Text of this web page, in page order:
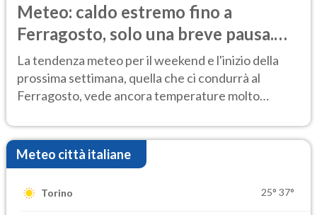
Meteo: caldo estremo fino a
Ferragosto, solo una breve pausa.
Ecco dove
La tendenza meteo per il weekend e l'inizio della
prossima settimana, quella che ci condurrà al
Ferragosto, vede ancora temperature molto
Meteo città italiane
Torino 25° 37°